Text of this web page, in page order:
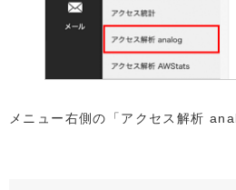
メニュー右側の「アクセス解析